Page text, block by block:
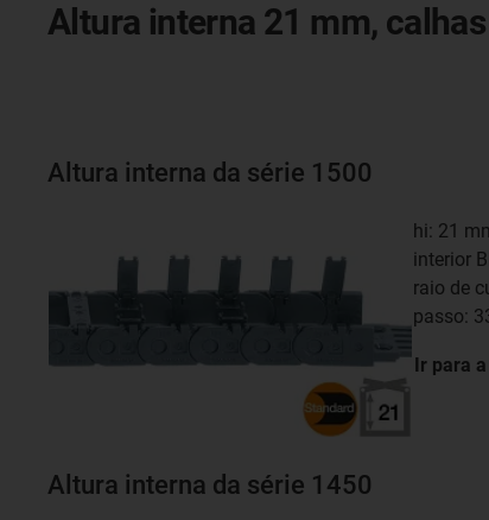
Altura interna 21 mm,
Altura interna da série 1500
hi: 21
interior
raio de
passo:
Ir para
Altura interna da série 1450